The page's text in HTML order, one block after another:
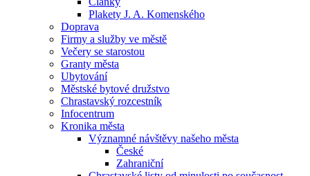
Plakety J. A. Komenského
Doprava
Firmy a služby ve městě
Večery se starostou
Granty města
Ubytování
Městské bytové družstvo
Chrastavský rozcestník
Infocentrum
Kronika města
Významné návštěvy našeho města
České
Zahraniční